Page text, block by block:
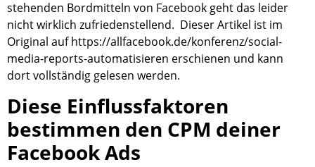
stehenden Bordmitteln von Facebook geht das leider
nicht wirklich zufriedenstellend. Dieser Artikel ist im
Original auf https://allfacebook.de/konferenz/social-
media-reports-automatisieren erschienen und kann
dort vollständig gelesen werden.
Diese Einflussfaktoren
bestimmen den CPM deiner
Facebook Ads